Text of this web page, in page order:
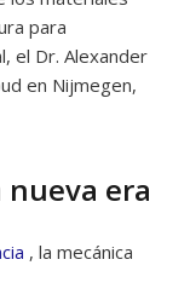
para
el Dr. Alexander
en Nijmegen,
era
, la mecánica